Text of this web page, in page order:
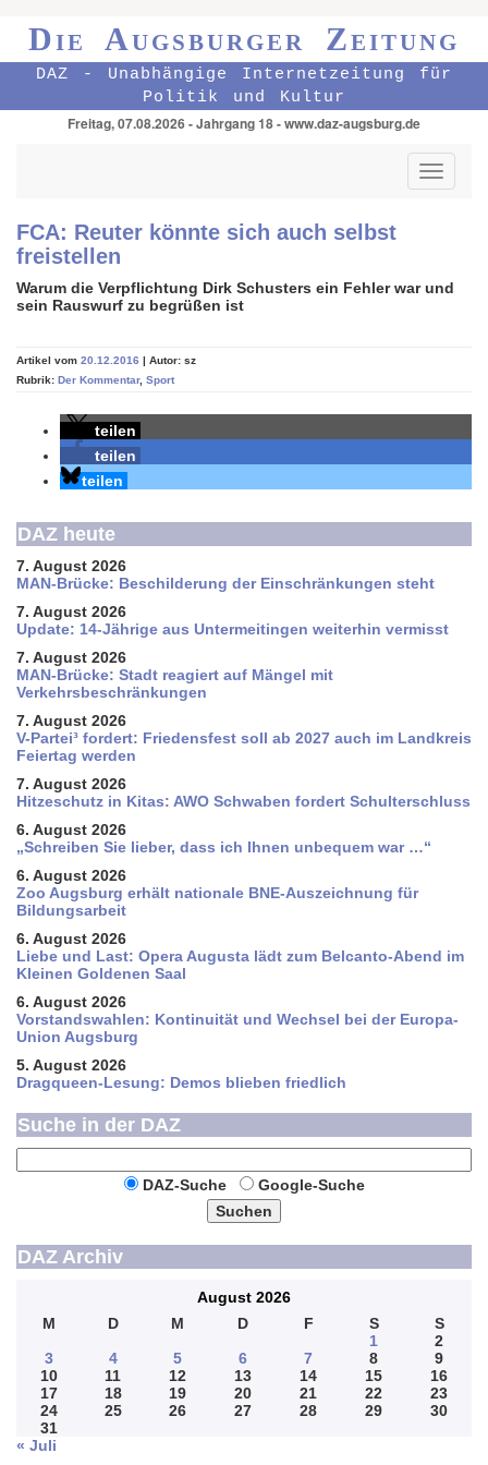
Die Augsburger Zeitung
DAZ - Unabhängige Internetzeitung für
Politik und Kultur
Freitag, 07.08.2026 - Jahrgang 18 - www.daz-augsburg.de
Toggle
FCA: Reuter könnte sich auch selbst
freistellen
Warum die Verpflichtung Dirk Schusters ein Fehler war und
sein Rauswurf zu begrüßen ist
Artikel vom 20.12.2016 | Autor: sz
Rubrik: Der Kommentar, Sport
teilen
teilen
teilen
DAZ heute
7. August 2026
MAN-Brücke: Beschilderung der Einschränkungen steht
7. August 2026
Update: 14-Jährige aus Untermeitingen weiterhin vermisst
7. August 2026
MAN-Brücke: Stadt reagiert auf Mängel mit
Verkehrsbeschränkungen
7. August 2026
V-Partei­³ fordert: Friedens­fest soll ab 2027 auch im Land­kreis
Feier­tag werden
7. August 2026
Hitzeschutz in Kitas: AWO Schwaben fordert Schulterschluss
6. August 2026
„Schreiben Sie lieber, dass ich Ihnen unbequem war …“
6. August 2026
Zoo Augsburg erhält nationale BNE-Auszeichnung für
Bildungsarbeit
6. August 2026
Liebe und Last: Opera Augusta lädt zum Belcanto-Abend im
Kleinen Goldenen Saal
6. August 2026
Vorstandswahlen: Kontinuität und Wechsel bei der Europa-
Union Augsburg
5. August 2026
Dragqueen-Lesung: Demos blieben friedlich
Suche in der DAZ
DAZ-Suche
Google-Suche
Suchen
DAZ Archiv
August 2026
M
D M D F S
S
1
2
3
4 5 6 7 8
9
10
11 12 13 14 15
16
17
18 19 20 21 22
23
24
25 26 27 28 29
30
31
« Juli